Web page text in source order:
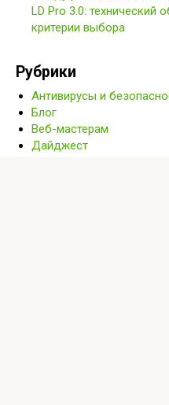
LD Pro 3.0: технический
критерии выбора
Рубрики
Антивирусы и
Блог
Веб-мастерам
Дайджест